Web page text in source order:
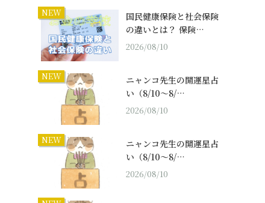
NEW
国民健康保険と社会保険
の違いとは？ 保険…
2026/08/10
NEW
ニャンコ先生の開運星占
い（8/10～8/…
2026/08/10
NEW
ニャンコ先生の開運星占
い（8/10～8/…
2026/08/10